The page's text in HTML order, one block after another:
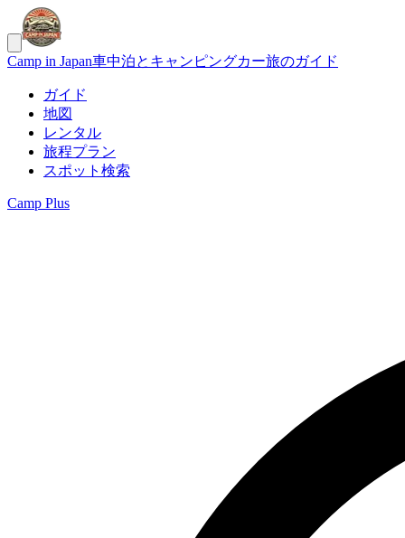
Camp in Japan車中泊とキャンピングカー旅のガイド
ガイド
地図
レンタル
旅程プラン
スポット検索
Camp Plus